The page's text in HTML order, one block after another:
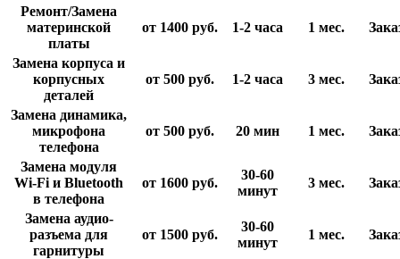
Ремонт/Замена
материнской
платы
от 1400 руб. 1-2 часа 1 мес.
Замена корпуса и
корпусных
деталей
от 500руб. 1-2 часа 3 мес.
Замена динамика,
микрофона
телефона
от 500руб. 20 мин 1 мес.
Замена модуля
Wi-Fi и Bluetooth
в телефона
от 1600руб.
30-60
минут
3 мес.
Замена аудио-
разъема для
гарнитуры
от 1500руб.
30-60
минут
1 мес.